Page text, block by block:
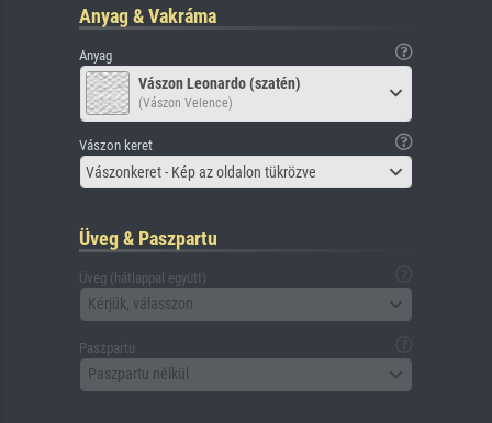
Anyag & Vakráma
Anyag
Vászon Leonardo (szatén)
(Vászon Velence)
Vászon keret
Vászonkeret - Kép az oldalon tükrözve
Üveg & Paszpartu
Üveg (hátlappal együtt)
Kérjük, válasszon
Paszpartu
Paszpartu nélkül